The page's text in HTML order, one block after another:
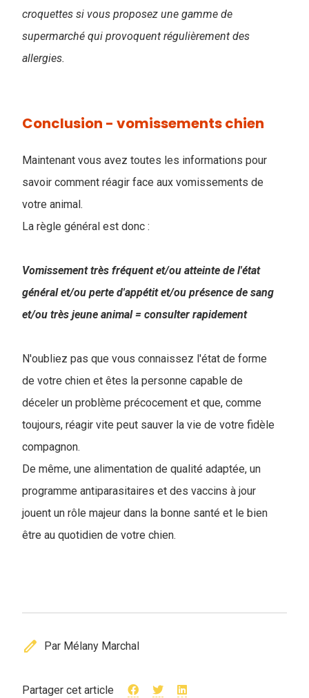
croquettes si vous proposez une gamme de
supermarché qui provoquent régulièrement des
allergies.
Conclusion - vomissements chien
Maintenant vous avez toutes les informations pour
savoir comment réagir face aux vomissements de
votre animal.
La règle général est donc :
Vomissement très fréquent et/ou atteinte de l'état
général et/ou perte d'appétit et/ou présence de sang
et/ou très jeune animal = consulter rapidement
N'oubliez pas que vous connaissez l'état de forme
de votre chien et êtes la personne capable de
déceler un problème précocement et que, comme
toujours, réagir vite peut sauver la vie de votre fidèle
compagnon.
De même, une alimentation de qualité adaptée, un
programme antiparasitaires et des vaccins à jour
jouent un rôle majeur dans la bonne santé et le bien
être au quotidien de votre chien.
edit Par Mélany Marchal
Partager cet article